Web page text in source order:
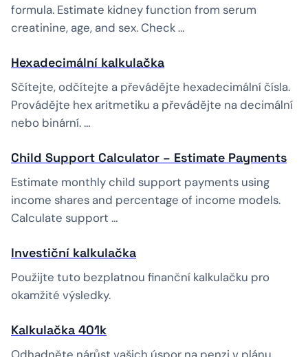
formula. Estimate kidney function from serum
creatinine, age, and sex. Check …
Hexadecimální kalkulačka
Sčítejte, odčítejte a převádějte hexadecimální čísla.
Provádějte hex aritmetiku a převádějte na decimální
nebo binární. …
Child Support Calculator – Estimate Payments
Estimate monthly child support payments using
income shares and percentage of income models.
Calculate support …
Investiční kalkulačka
Použijte tuto bezplatnou finanční kalkulačku pro
okamžité výsledky.
Kalkulačka 401k